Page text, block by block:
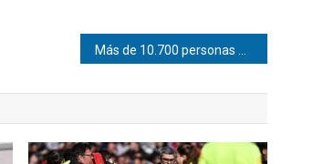
Más de 10.700 personas permanecen en campamentos tras terremotos